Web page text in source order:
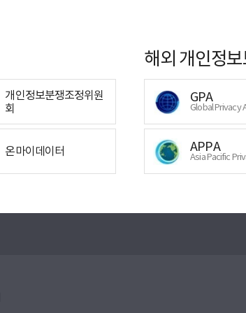
개인정보분쟁조정위원
회
온마이데이터
해외 개인정
GPA
Global Privacy
APPA
Asia Pacific